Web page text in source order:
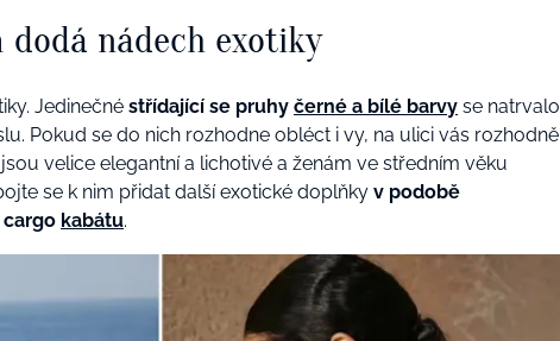
nádech exotiky
Jedinečné střídající se pruhy černé a bílé barvy se natrvalo
Pokud se do nich rozhodne obléct i vy, na ulici vás rozhodně
velice elegantní a lichotivé a ženám ve středním věku
se k nim přidat další exotické doplňky v podobě
kabátu.